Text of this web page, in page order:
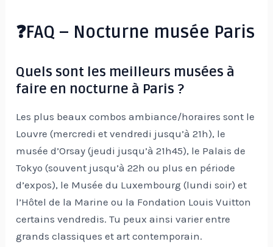
❓FAQ – Nocturne musée Paris
Quels sont les meilleurs musées à
faire en nocturne à Paris ?
Les plus beaux combos ambiance/horaires sont le
Louvre (mercredi et vendredi jusqu’à 21h), le
musée d’Orsay (jeudi jusqu’à 21h45), le Palais de
Tokyo (souvent jusqu’à 22h ou plus en période
d’expos), le Musée du Luxembourg (lundi soir) et
l’Hôtel de la Marine ou la Fondation Louis Vuitton
certains vendredis. Tu peux ainsi varier entre
grands classiques et art contemporain.